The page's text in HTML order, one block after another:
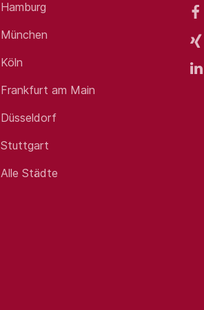
Hamburg
München
Köln
Frankfurt am Main
Düsseldorf
Stuttgart
Alle Städte